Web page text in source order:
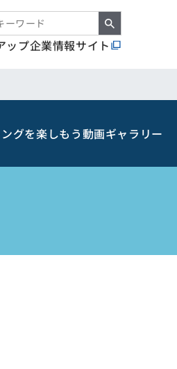
ップ企業情報サイト
グを楽しもう動画ギャラリー